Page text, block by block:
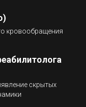
кровообращения
скрытых